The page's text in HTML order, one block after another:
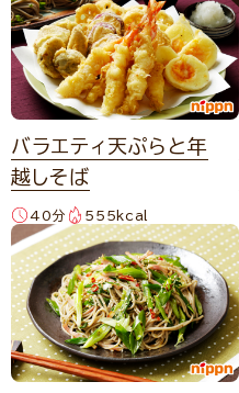
バラエティ天ぷらと年
越しそば
40分 555kcal